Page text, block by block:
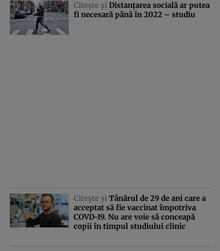
Citeşte şi Distanţarea socială ar putea
fi necesară până în 2022 – studiu
Citeşte şi Tânărul de 29 de ani care a
acceptat să fie vaccinat împotriva
COVD-19. Nu are voie să conceapă
copii în timpul studiului clinic